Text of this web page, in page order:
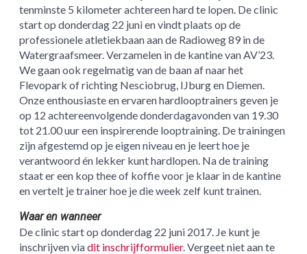
tenminste 5 kilometer achtereen hard te lopen. De clinic
start op donderdag 22 juni en vindt plaats op de
professionele atletiekbaan aan de Radioweg 89 in de
Watergraafsmeer. Verzamelen in de kantine van AV’23.
We gaan ook regelmatig van de baan af naar het
Flevopark of richting Nesciobrug, IJburg en Diemen.
Onze enthousiaste en ervaren hardlooptrainers geven je
op 12 achtereenvolgende donderdagavonden van 19.30
tot 21.00 uur een inspirerende looptraining. De trainingen
zijn afgestemd op je eigen niveau en je leert hoe je
verantwoord én lekker kunt hardlopen. Na de training
staat er een kop thee of koffie voor je klaar in de kantine
en vertelt je trainer hoe je die week zelf kunt trainen.
Waar en wanneer
De clinic start op donderdag 22 juni 2017. Je kunt je
inschrijven viadit inschrijfformulier. Vergeet niet aan te